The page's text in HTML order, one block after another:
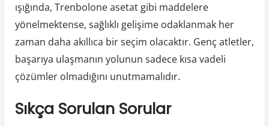
ışığında, Trenbolone asetat gibi maddelere
yönelmektense, sağlıklı gelişime odaklanmak her
zaman daha akıllıca bir seçim olacaktır. Genç atletler,
başarıya ulaşmanın yolunun sadece kısa vadeli
çözümler olmadığını unutmamalıdır.
Sıkça Sorulan Sorular